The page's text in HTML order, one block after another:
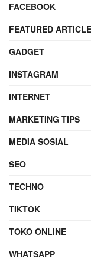
FACEBOOK
FEATURED ARTICLE
GADGET
INSTAGRAM
INTERNET
MARKETING TIPS
MEDIA SOSIAL
SEO
TECHNO
TIKTOK
TOKO ONLINE
WHATSAPP